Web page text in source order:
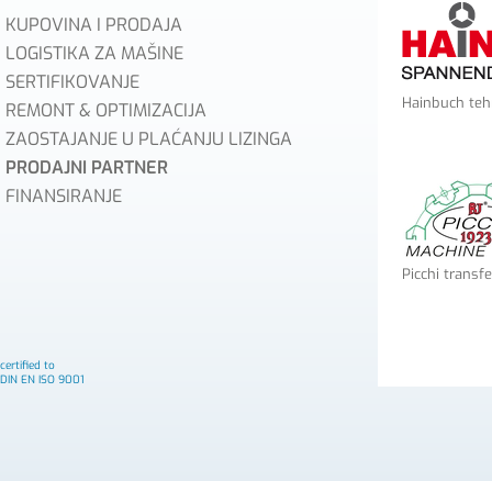
KUPOVINA I PRODAJA
LOGISTIKA ZA MAŠINE
SERTIFIKOVANJE
REMONT & OPTIMIZACIJA
ZAOSTAJANJE U PLAĆANJU LIZINGA
PRODAJNI PARTNER
FINANSIRANJE
certified to
DIN EN ISO 9001
Hainbuch
Picchi